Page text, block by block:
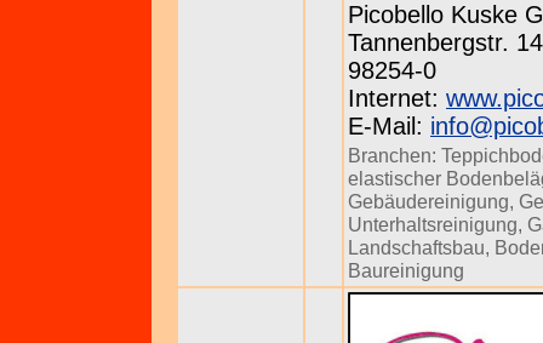
Picobello Kuske
Tannenbergstr.
98254-0
Internet:
E-Mail:
Branchen:
elastischer
Gebäudereinigung,
Unterhaltsreinigung,
Landschaftsbau,
Baureinigung